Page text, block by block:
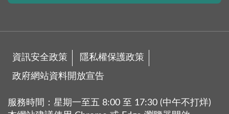
資訊安全政策 隱私權保護政策
政府網站資料開放宣告
服務時間：星期一至五 8:00 至 17:30 (中午不打烊)